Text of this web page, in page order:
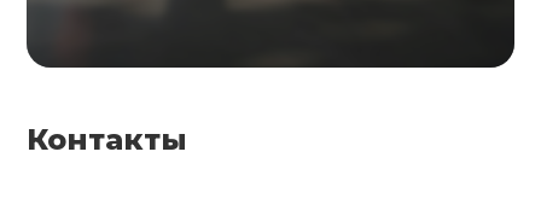
Контакты